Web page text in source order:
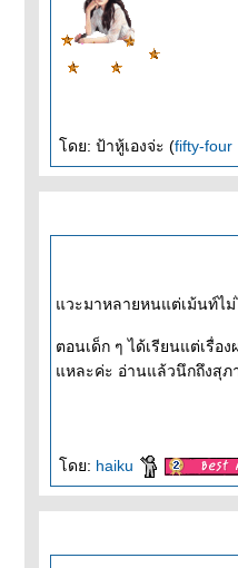
ดย: ป้าหู้เองจ่ะ (fifty-four
วะมาหลายหนแต่เม้นท์ไม่
ตอนเด็ก ๆ ได้เรียนแต่เรื่
หละค่ะ อ่านแล้วนึกถึงสุภ
ดย: haiku